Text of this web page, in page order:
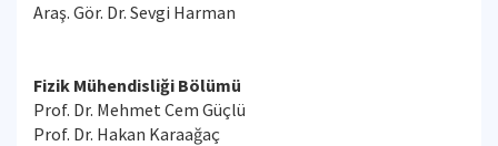
Araş. Gör. Dr. Sevgi Harman
Fizik Mühendisliği Bölümü
Prof. Dr. Mehmet Cem Güçlü
Prof. Dr. Hakan Karaağaç